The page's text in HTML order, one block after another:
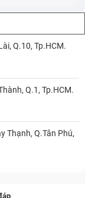
Q.10, Tp.HCM.
Q.1, Tp.HCM.
Thạnh, Q.Tân Phú,